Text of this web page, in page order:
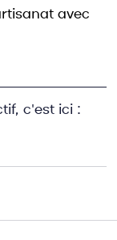
avec
c'est ici :